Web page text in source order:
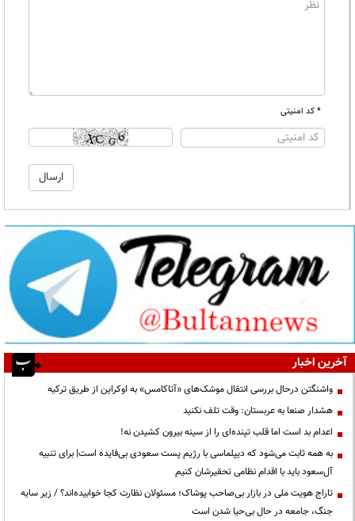
* کد امنیتی
آخرین اخبار
واشنگتن درحال بررسی انتقال موشک‌های «آتاکامس» به اوکراین از طریق ترکیه
هشدار صنعا به عربستان: وقت تلف نکنید
اعدام بد است اما قلب تپنده‌ای را از سینه بیرون کشیدن نه!
به همه ثابت می‌شود که دیپلماسی با رژیم پست سعودی بی‌فایده است| برای تنبیه
آل‌سعود باید با اقدام نظامی تحقیرشان کنیم
تاراج هویت ملی در بازار بی‌صاحب پوشاک؛ مسئولان نظارت کجا خوابیده‌اند؟ / زیر سایه
جنگ، جامعه در حال بی‌حیا شدن است